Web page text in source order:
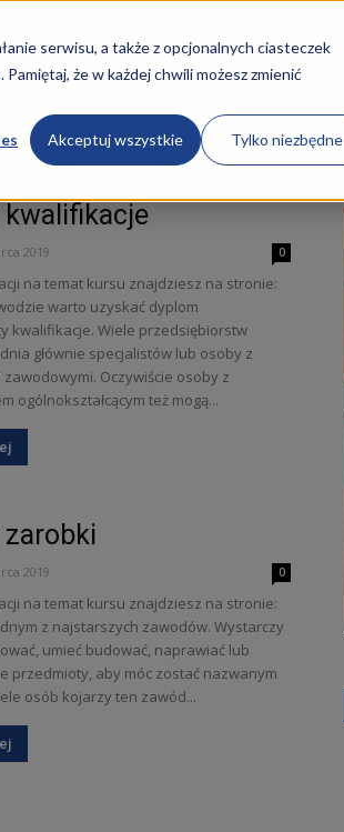
serwisu, a także z opcjonalnych ciasteczek
Pamiętaj, że w każdej chwili możesz zmienić
Akceptuj wszystkie Tylko niezbędne
KURSY O NAS REKRUTACJA
kwalifikacje
2019 0
na temat kursu znajdziesz na stronie:
warto uzyskać dyplom
kwalifikacje. Wiele przedsiębiorstw
głównie specjalistów lub osoby z
Oczywiście osoby z
ogólnokształcącym też mogą...
2019 0
na temat kursu znajdziesz na stronie:
z najstarszych zawodów. Wystarczy
umieć budować, naprawiać lub
przedmioty, aby móc zostać nazwanym
osób kojarzy ten zawód...